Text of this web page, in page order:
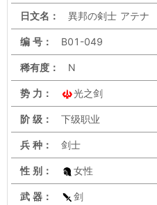
日文名： 異邦の剣士 アテナ
编 号： B01-049
稀有度： N
势 力： 光之剑
阶 级： 下级职业
兵 种： 剑士
性 别： 女性
武 器： 剑